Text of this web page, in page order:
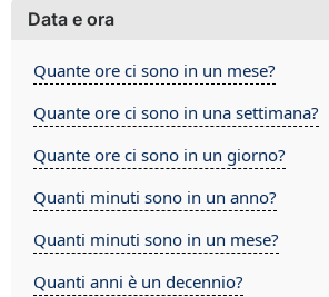
Data e ora
Quante ore ci sono in un mese?
Quante ore ci sono in una settimana?
Quante ore ci sono in un giorno?
Quanti minuti sono in un anno?
Quanti minuti sono in un mese?
Quanti anni è un decennio?